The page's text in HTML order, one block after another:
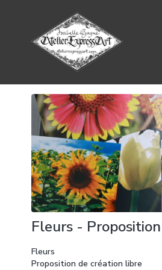
Fleurs -
Fleurs
Proposition de création libre